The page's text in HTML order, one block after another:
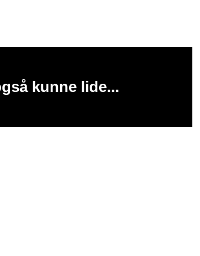
kunne lide...